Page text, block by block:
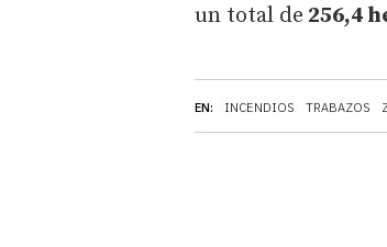
EN: INCENDIOS TRABAZOS
un total de 256,4